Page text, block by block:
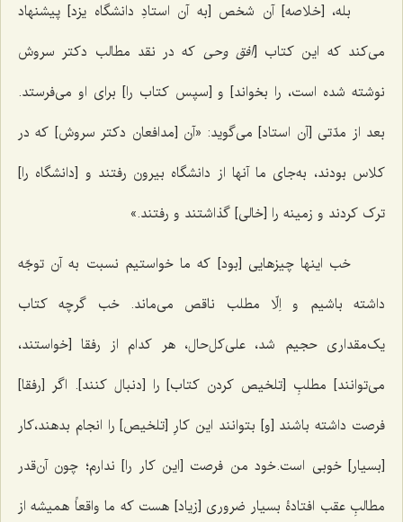
بله، [خلاصه] آن شخص [به آن استادِ دانشگاه یزد] پیشنهاد
می‌کند که این کتاب [افق وحی که در نقد مطالب دکتر سروش
نوشته شده است، را بخواند] و [سپس کتاب را] برای او می‌فرستد.
بعد از مدّتی [آن استاد] می‌گوید: «آن [مدافعان دکتر سروش] که در
کلاس بودند، به‌جای ما آنها از دانشگاه بیرون رفتند و [دانشگاه را]
ترک کردند و زمینه را [خالی] گذاشتند و رفتند.»
خب اینها چیزهایی [بود] که ما خواستیم نسبت به آن توجّه
داشته باشیم و اِلّا مطلب ناقص می‌ماند. خب گرچه کتاب
یک‌مقداری حجیم شد، علی‌کل‌حال، هر کدام از رفقا [خواستند،
می‌توانند] مطلبِ [تلخیص کردن کتاب] را [دنبال کنند]. اگر [رفقا]
فرصت داشته باشند [و] بتوانند این کارِ [تلخیص] را انجام بدهند،کار
[بسیار] خوبی‌ است.خود من فرصت [این کار را] ندارم؛ چون آن‌قدر
مطالبِ عقب افتادۀ بسیار ضروری [زیاد] هست که ما واقعاً همیشه از